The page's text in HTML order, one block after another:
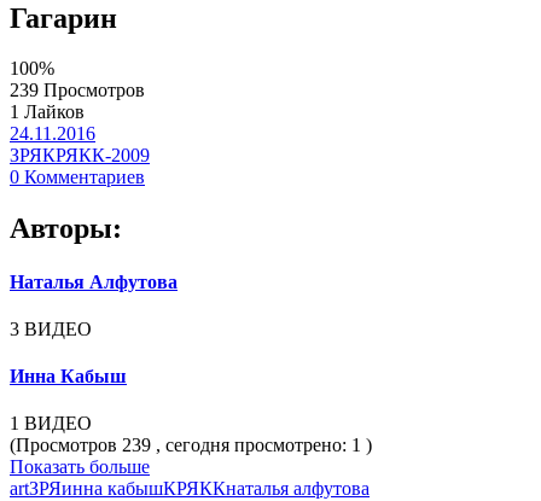
Гагарин
100%
239 Просмотров
1 Лайков
24.11.2016
ЗРЯКРЯКК-2009
0 Комментариев
Авторы:
Наталья Алфутова
3 ВИДЕО
Инна Кабыш
1 ВИДЕО
(Просмотров 239 , сегодня просмотрено: 1 )
Показать больше
artЗРЯинна кабышКРЯККнаталья алфутова